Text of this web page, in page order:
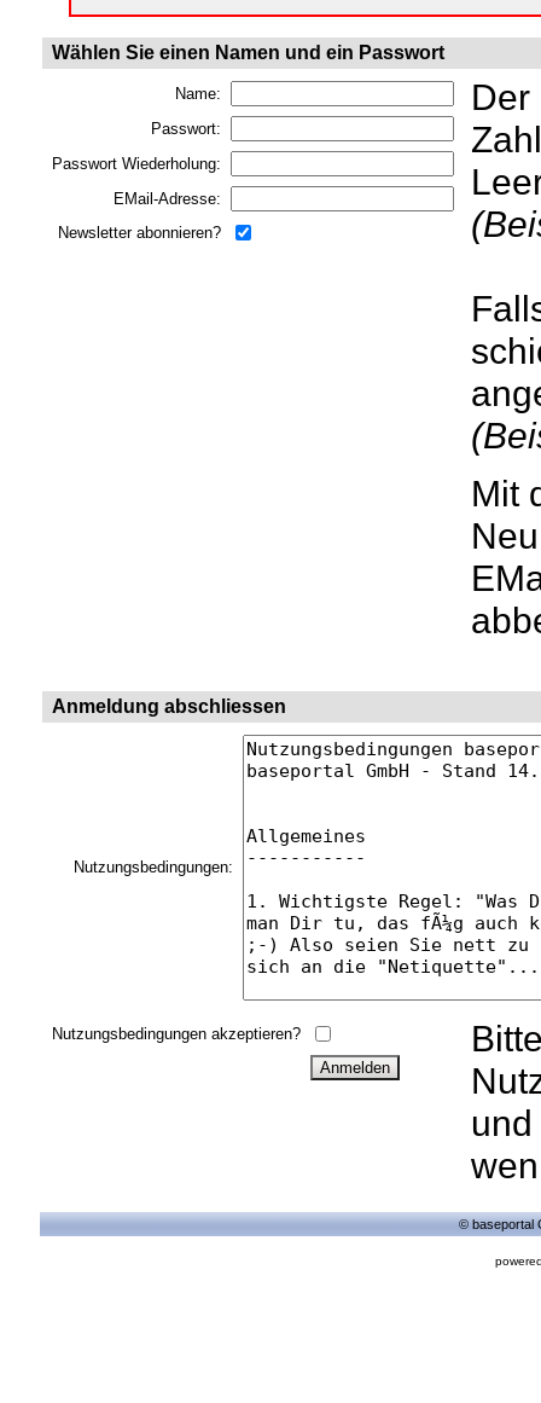
Wählen Sie einen Namen und ein Passwort
Name:
Passwort:
Passwort Wiederholung:
EMail-Adresse:
Newsletter abonnieren?
Der
Mit
Anmeldung abschliessen
Nutzungsbedingungen:
Nutzungsbedingungen akzeptieren?
© baseportal